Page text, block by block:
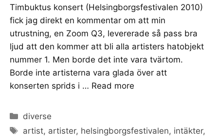
Timbuktus konsert (Helsingborgsfestivalen 2010)
fick jag direkt en kommentar om att min
utrustning, en Zoom Q3, levererade så pass bra
ljud att den kommer att bli alla artisters hatobjekt
nummer 1. Men borde det inte vara tvärtom.
Borde inte artisterna vara glada över att
konserten sprids i … Read more
Categories
diverse
Tags
artist, artister, helsingborgsfestivalen, intäkter,